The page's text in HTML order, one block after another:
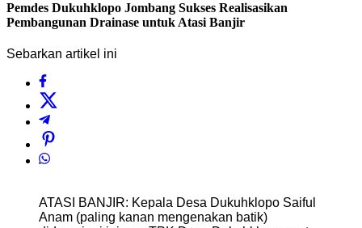
Pemdes Dukuhklopo Jombang Sukses Realisasikan
Pembangunan Drainase untuk Atasi Banjir
Sebarkan artikel ini
ATASI BANJIR: Kepala Desa Dukuhklopo Saiful
Anam (paling kanan mengenakan batik)